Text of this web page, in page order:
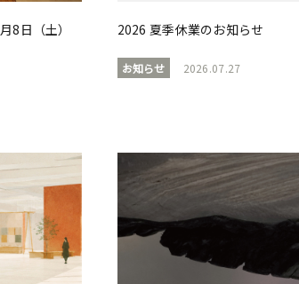
8日（土）
2026 夏季休業のお知らせ
お知らせ 2026.07.27